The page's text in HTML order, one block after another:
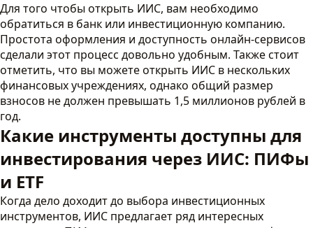
Для того чтобы открыть ИИС, вам необходимо
обратиться в банк или инвестиционную компанию.
Простота оформления и доступность онлайн-сервисов
сделали этот процесс довольно удобным. Также стоит
отметить, что вы можете открыть ИИС в нескольких
финансовых учреждениях, однако общий размер
взносов не должен превышать 1,5 миллионов рублей в
год.
Какие инструменты доступны для
инвестирования через ИИС: ПИФы
и ETF
Когда дело доходит до выбора инвестиционных
инструментов, ИИС предлагает ряд интересных